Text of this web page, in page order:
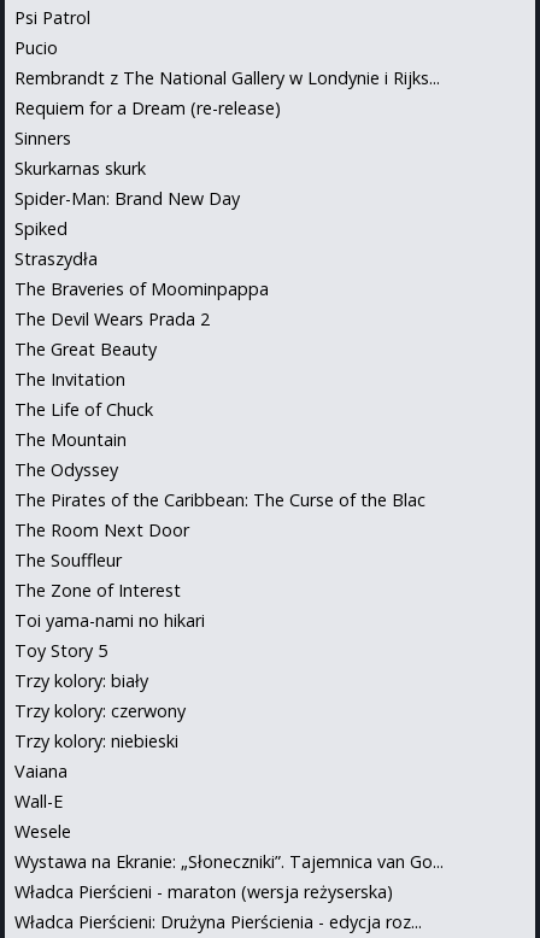
Psi Patrol
Pucio
Rembrandt z The National Gallery w Londynie i Rijks...
Requiem for a Dream (re-release)
Sinners
Skurkarnas skurk
Spider-Man: Brand New Day
Spiked
Straszydła
The Braveries of Moominpappa
The Devil Wears Prada 2
The Great Beauty
The Invitation
The Life of Chuck
The Mountain
The Odyssey
The Pirates of the Caribbean: The Curse of the Blac
The Room Next Door
The Souffleur
The Zone of Interest
Toi yama-nami no hikari
Toy Story 5
Trzy kolory: biały
Trzy kolory: czerwony
Trzy kolory: niebieski
Vaiana
Wall-E
Wesele
Wystawa na Ekranie: „Słoneczniki”. Tajemnica van Go...
Władca Pierścieni - maraton (wersja reżyserska)
Władca Pierścieni: Drużyna Pierścienia - edycja roz...